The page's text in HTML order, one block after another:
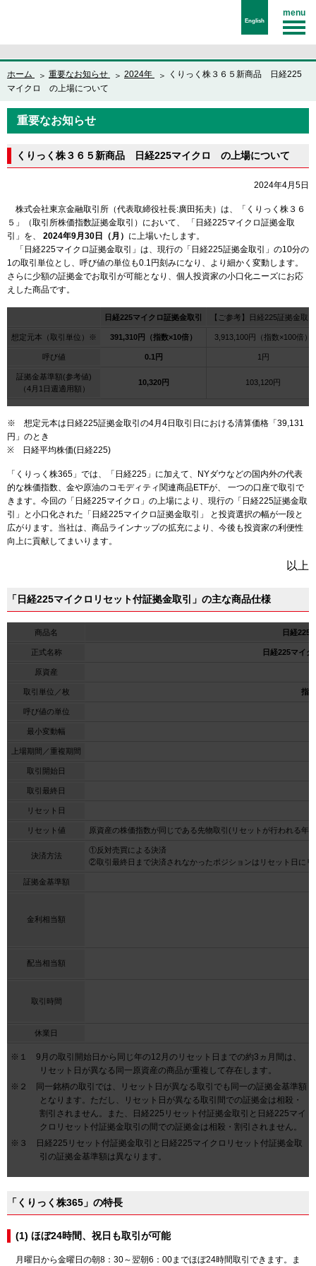
English
ホーム 重要なお知らせ 2024年
くりっく株３６５新商品 日経225
マイクロ の上場について
重要なお知らせ
くりっく株３６５新商品 日経225マイクロ の上場について
2024年4月5日
株式会社東京金融取引所（代表取締役社長:廣田拓夫）は、「くりっく株３６
５」（取引所株価指数証拠金取引）において、 「日経225マイクロ証拠金取
引」を、 2024年9月30日（月） に上場いたします。
「日経225マイクロ証拠金取引」は、現行の「日経225証拠金取引」の10分の
1の取引単位とし、呼び値の単位も0.1円刻みになり、より細かく変動します。
さらに少額の証拠金でお取引が可能となり、個人投資家の小口化ニーズにお応
えした商品です。
日経225マイクロ証拠金取引 【ご参考】日経225証拠金取引
想定元本（取引単位）※ 391,310円（指数×10倍） 3,913,100円（指数×100倍）
呼び値 0.1円 1円
証拠金基準額(参考値)
（4月1日週適用額）
10,320円 103,120円
※ 想定元本は日経225証拠金取引の4月4日取引日における清算価格「39,131
円」のとき
※ 日経平均株価(日経225)
「くりっく株365」では、「日経225」に加えて、NYダウなどの国内外の代表
的な株価指数、金や原油のコモディティ関連商品ETFが、 一つの口座で取引で
きます。今回の「日経225マイクロ」の上場により、現行の「日経225証拠金取
引」と小口化された「日経225マイクロ証拠金取引」 と投資選択の幅が一段と
広がります。当社は、商品ラインナップの拡充により、今後も投資家の利便性
向上に貢献してまいります。
以上
「日経225マイクロリセット付証拠金取引」の主な商品仕様
商品名 日経225
正式名称 日経225マイ
原資産
取引単位／枚 指
呼び値の単位
最小変動幅
上場期間／重複期間
取引開始日
取引最終日
リセット日
リセット値 原資産の株価指数が同じである先物取引(リセットが行われる
決済方法
①反対売買による決済
②取引最終日まで決済されなかったポジションはリセット日にリ
証拠金基準額
金利相当額
配当相当額
取引時間
休業日
※１ 9月の取引開始日から同じ年の12月のリセット日までの約3ヵ月間は、
リセット日が異なる同一原資産の商品が重複して存在します。
※２ 同一銘柄の取引では、リセット日が異なる取引でも同一の証拠金基準額
となります。ただし、リセット日が異なる取引間での証拠金は相殺・
割引されません。また、日経225リセット付証拠金取引と日経225マイ
クロリセット付証拠金取引の間での証拠金は相殺・割引されません。
※３ 日経225リセット付証拠金取引と日経225マイクロリセット付証拠金取
引の証拠金基準額は異なります。
「くりっく株365」の特長
(1) ほぼ24時間、祝日も取引が可能
月曜日から金曜日の朝8：30～翌朝6：00までほぼ24時間取引できます。ま
menu